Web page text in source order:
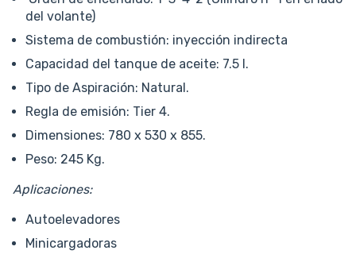
del volante)
Sistema de combustión: inyección indirecta
Capacidad del tanque de aceite: 7.5 l.
Tipo de Aspiración: Natural.
Regla de emisión: Tier 4.
Dimensiones: 780 x 530 x 855.
Peso: 245 Kg.
Aplicaciones:
Autoelevadores
Minicargadoras